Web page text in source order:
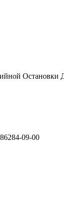
Остановки
09-00